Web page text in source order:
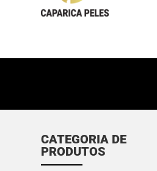
CATEGORIA DE
PRODUTOS